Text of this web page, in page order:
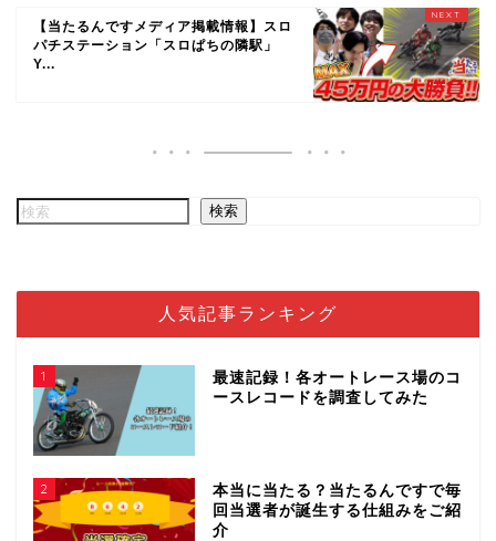
【当たるんですメディア掲載情報】スロ
パチステーション「スロぱちの隣駅」
Y...
検索
人気記事ランキング
1
最速記録！各オートレース場のコ
ースレコードを調査してみた
2
本当に当たる？当たるんですで毎
回当選者が誕生する仕組みをご紹
介